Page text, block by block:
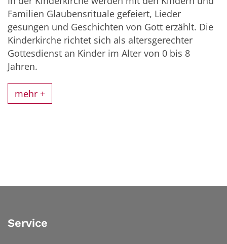
Familien Glaubensrituale gefeiert, Lieder
gesungen und Geschichten von Gott erzählt. Die
Kinderkirche richtet sich als altersgerechter
Gottesdienst an Kinder im Alter von 0 bis 8
Jahren.
mehr +
Service